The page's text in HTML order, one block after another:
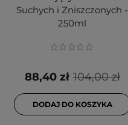
Suchych i Zniszczonych -
250ml
104,00 zł
88,40 zł
DODAJ DO KOSZYKA